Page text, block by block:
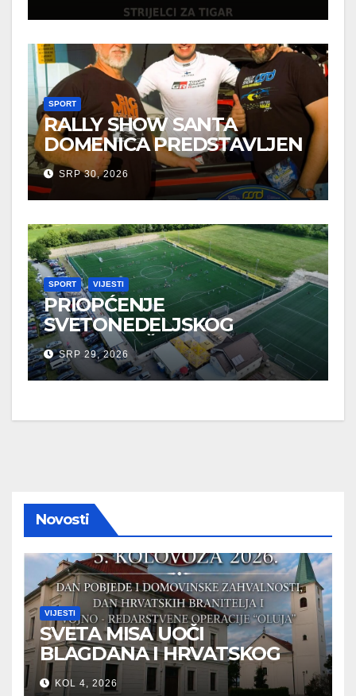
SPORT
RALLY SHOW SANTA
DOMENICA PREDSTAVLJEN
U AUSTRIJI
SRP 30, 2026
SPORT VIJESTI
PRIOPĆENJE
SVETONEDELJSKOG
GRADONAČELNIKA O
SPORTSKIM UDRUGAMA
SRP 29, 2026
Novosti
VIJESTI
SVETA MISA UOČI
BLAGDANA I HRVATSKOG
PRAZNIKA SLOBODE
KOL 4, 2026